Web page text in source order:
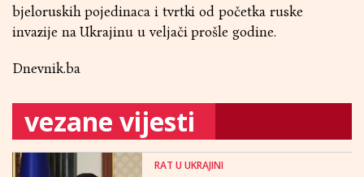
bjeloruskih pojedinaca i tvrtki od početka ruske
invazije na Ukrajinu u veljači prošle godine.
Dnevnik.ba
vezane vijesti
RAT U UKRAJINI